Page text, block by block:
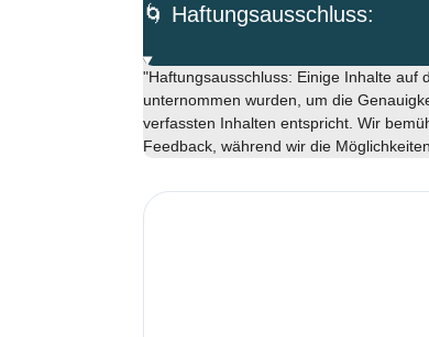
🌀 Haftungsausschluss:
"Haftungsausschluss: Einige Inhalte auf
unternommen wurden, um die
verfassten Inhalten entspricht. Wir
Feedback, während wir die